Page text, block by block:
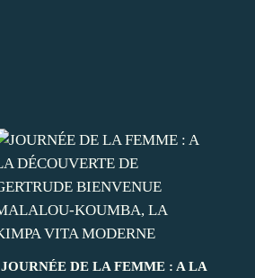
JOURNÉE DE LA FEMME : A LA